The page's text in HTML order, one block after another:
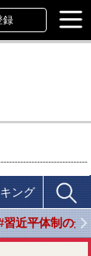
録
ング
習近平体制の光